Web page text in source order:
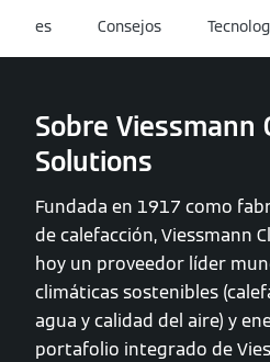
es Consejos
Sobre Viessmann
Solutions
Fundada en 1917 como
de calefacción, Viessmann
hoy un proveedor líder
climáticas sostenibles
agua y calidad del aire) y
portafolio integrado de